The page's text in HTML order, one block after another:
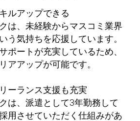
ルアップできる
は、未経験からマスコミ業界
う気持ちを応援しています。
ポートが充実しているため、
アアップが可能です。
ーランス支援も充実
は、派遣として3年勤務して
用させていただく仕組みがあ